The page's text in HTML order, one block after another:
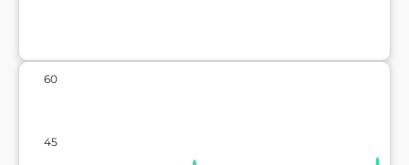
45
60